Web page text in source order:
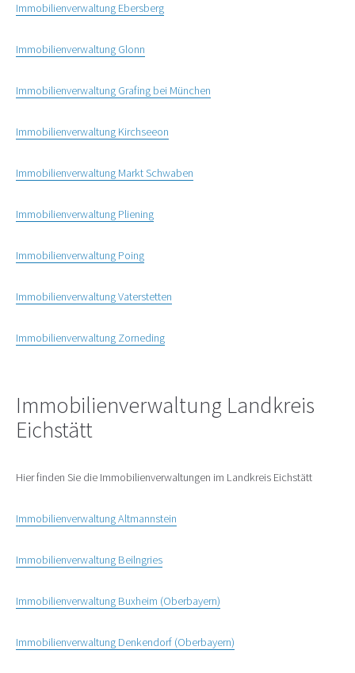
Immobilienverwaltung Ebersberg
Immobilienverwaltung Glonn
Immobilienverwaltung Grafing bei München
Immobilienverwaltung Kirchseeon
Immobilienverwaltung Markt Schwaben
Immobilienverwaltung Pliening
Immobilienverwaltung Poing
Immobilienverwaltung Vaterstetten
Immobilienverwaltung Zorneding
Immobilienverwaltung Landkreis
Eichstätt
Hier finden Sie die Immobilienverwaltungen im Landkreis Eichstätt
Immobilienverwaltung Altmannstein
Immobilienverwaltung Beilngries
Immobilienverwaltung Buxheim (Oberbayern)
Immobilienverwaltung Denkendorf (Oberbayern)